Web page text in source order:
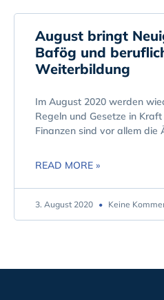
August bringt
Bafög und
Weiterbildung
Im August 2020 werden
Regeln und Gesetze in
Finanzen sind vor allem die
READ MORE »
3. August 2020 Keine